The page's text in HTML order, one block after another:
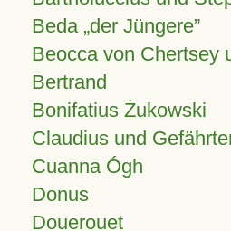
Beda „der Jüngere”
Beocca von Chertsey
Bertrand
Bonifatius Żukowski
Claudius und
Cuanna Ógh
Donus
Douerouet